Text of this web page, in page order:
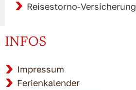
Reisestorno-Versicherung
INFOS
Impressum
Ferienkalender